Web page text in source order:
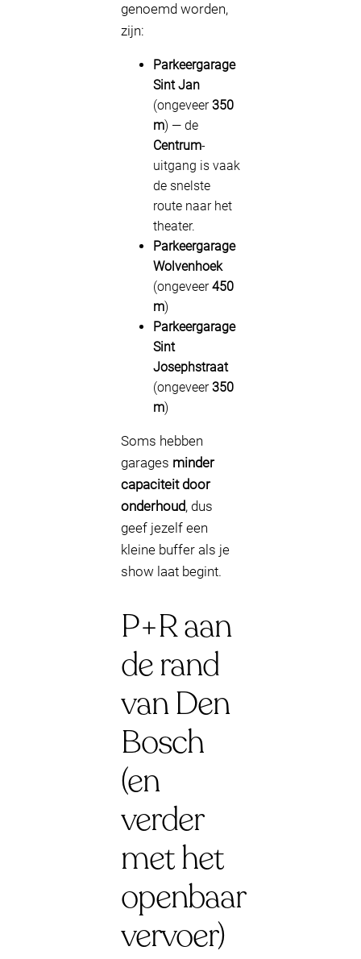
genoemd worden,
zijn:
Parkeergarage
Sint Jan
(ongeveer350
m) — de
Centrum-
uitgang is vaak
de snelste
route naar het
theater.
Parkeergarage
Wolvenhoek
(ongeveer450
m)
Parkeergarage
Sint
Josephstraat
(ongeveer350
m)
Soms hebben
garages minder
capaciteit door
onderhoud, dus
geef jezelf een
kleine buffer als je
show laat begint.
P+R aan
de rand
van Den
Bosch
(en
verder
met het
openbaar
vervoer)